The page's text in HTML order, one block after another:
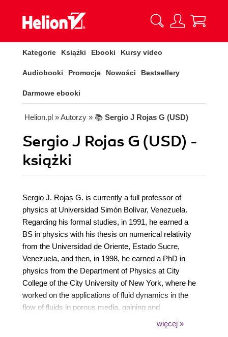
Kategorie Książki Ebooki Kursy video
Audiobooki Promocje Nowości Bestsellery
Darmowe ebooki
Helion.pl » Autorzy » 📚 Sergio J Rojas G (USD)
Sergio J Rojas G (USD) -
książki
Sergio J. Rojas G. is currently a full professor of
physics at Universidad Simón Bolívar, Venezuela.
Regarding his formal studies, in 1991, he earned a
BS in physics with his thesis on numerical relativity
from the Universidad de Oriente, Estado Sucre,
Venezuela, and then, in 1998, he earned a PhD in
physics from the Department of Physics at City
College of the City University of New York, where he
worked on the applications of fluid dynamics in the
flow of fluids in porous media, gaining and
więcej »